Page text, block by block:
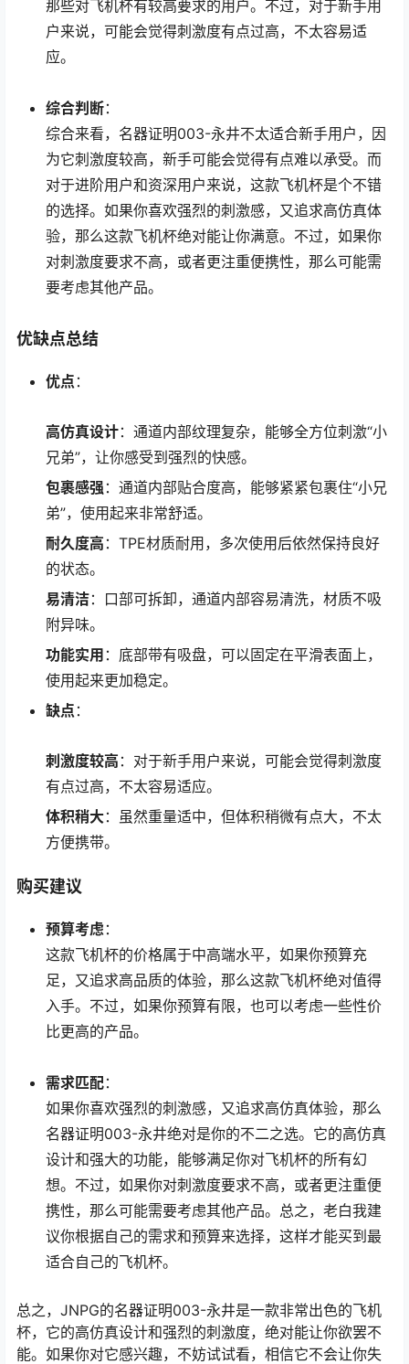
那些对飞机杯有较高要求的用户。不过，对于新手用
户来说，可能会觉得刺激度有点过高，不太容易适
应。
综合判断：
综合来看，名器证明003-永井不太适合新手用户，因
为它刺激度较高，新手可能会觉得有点难以承受。而
对于进阶用户和资深用户来说，这款飞机杯是个不错
的选择。如果你喜欢强烈的刺激感，又追求高仿真体
验，那么这款飞机杯绝对能让你满意。不过，如果你
对刺激度要求不高，或者更注重便携性，那么可能需
要考虑其他产品。
优缺点总结
优点 ：
高仿真设计：通道内部纹理复杂，能够全方位刺激“小
兄弟”，让你感受到强烈的快感。
包裹感强 ：通道内部贴合度高，能够紧紧包裹住“小兄
弟”，使用起来非常舒适。
耐久度高 ：TPE材质耐用，多次使用后依然保持良好
的状态。
易清洁：口部可拆卸，通道内部容易清洗，材质不吸
附异味。
功能实用 ：底部带有吸盘，可以固定在平滑表面上，
使用起来更加稳定。
缺点 ：
刺激度较高 ：对于新手用户来说，可能会觉得刺激度
有点过高，不太容易适应。
体积稍大：虽然重量适中，但体积稍微有点大，不太
方便携带。
购买建议
预算考虑：
这款飞机杯的价格属于中高端水平，如果你预算充
足，又追求高品质的体验，那么这款飞机杯绝对值得
入手。不过，如果你预算有限，也可以考虑一些性价
比更高的产品。
需求匹配：
如果你喜欢强烈的刺激感，又追求高仿真体验，那么
名器证明003-永井绝对是你的不二之选。它的高仿真
设计和强大的功能，能够满足你对飞机杯的所有幻
想。不过，如果你对刺激度要求不高，或者更注重便
携性，那么可能需要考虑其他产品。总之，老白我建
议你根据自己的需求和预算来选择，这样才能买到最
适合自己的飞机杯。
总之，JNPG的名器证明003-永井是一款非常出色的飞机
杯，它的高仿真设计和强烈的刺激度，绝对能让你欲罢不
能。如果你对它感兴趣，不妨试试看，相信它不会让你失